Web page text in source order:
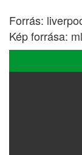
Forrás:
Kép forrása: